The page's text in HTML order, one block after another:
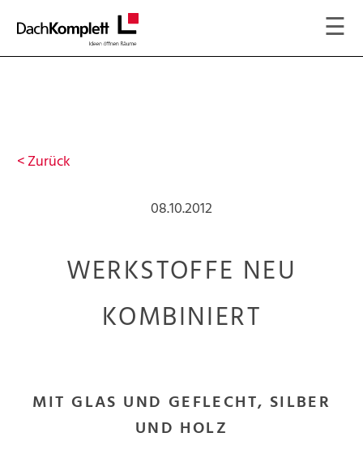
☰
<Zurück
08.10.2012
WERKSTOFFE NEU
KOMBINIERT
MIT GLAS UND GEFLECHT, SILBER
UND HOLZ